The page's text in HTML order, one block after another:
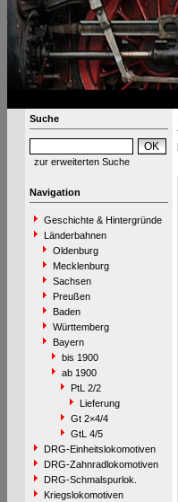
Suche
zur erweiterten Suche
Navigation
Geschichte & Hintergründe
Länderbahnen
Oldenburg
Mecklenburg
Sachsen
Preußen
Baden
Württemberg
Bayern
bis 1900
ab 1900
PtL 2/2
Lieferung
Gt 2×4/4
GtL 4/5
DRG-Einheitslokomotiven
DRG-Zahnradlokomotiven
DRG-Schmalspurlok.
Kriegslokomotiven